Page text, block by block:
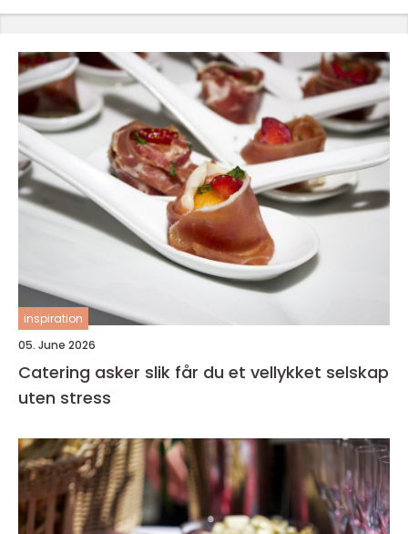
inspiration
05. June 2026
Catering asker slik får du et vellykket selskap
uten stress